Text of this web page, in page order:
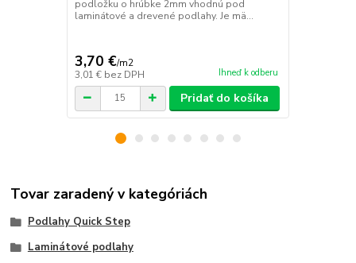
podložku o hrúbke 2mm vhodnú pod
laminátové a drevené podlahy. Je mä...
3,70 €/m2
3,01 € bez DPH Ihneď k odberu
Pridať do košíka
Tovar zaradený v kategóriách
Podlahy Quick Step
Laminátové podlahy